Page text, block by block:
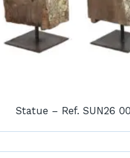
Statue – Ref. SUN26